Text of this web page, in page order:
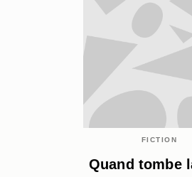
FICTION
Quand tombe